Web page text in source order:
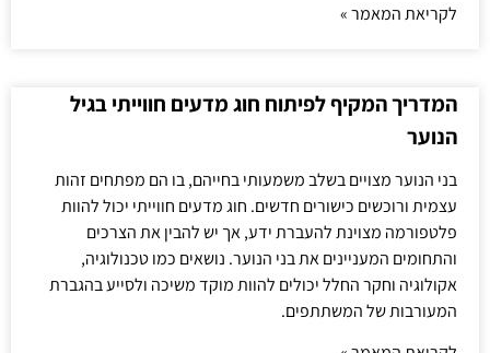
לקריאת המאמר »
המדריך המקיף לפיתוח חוג מדעים חווייתי בגיל
הנוער
בני הנוער מצויים בשלב משמעותי בחייהם, בו הם מפתחים זהות
עצמית ורוכשים כישורים חדשים. חוג מדעים חווייתי יכול להוות
פלטפורמה מצוינת להעברת ידע, אך יש להבין את הצרכים
והתחומים המעניינים את בני הנוער. נושאים כמו טכנולוגיה,
אקולוגיה וחקר החלל יכולים להוות מוקד משיכה ולסייע בהגברת
המעורבות של המשתתפים.